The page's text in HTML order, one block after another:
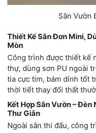
Sân Vườn
Thiết Kế Sân Đơn Mini,
Mòn
Công trình được thiết kế
thự, dùng sơn PU ngoài
tia cực tím, bám dính tốt
thời tiết thay đổi thất
Kết Hợp Sân Vườn –
Thư Giãn
Ngoài sân thi đấu, công